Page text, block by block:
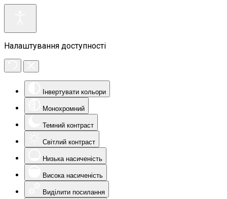
Налаштування доступності
Інвертувати кольори
Монохромний
Темний контраст
Світлий контраст
Низька насиченість
Висока насиченість
Виділити посилання